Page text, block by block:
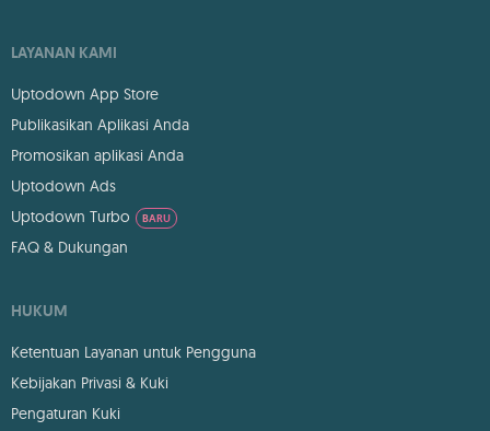
LAYANAN KAMI
Uptodown App Store
Publikasikan Aplikasi Anda
Promosikan aplikasi Anda
Uptodown Ads
Uptodown Turbo
BARU
FAQ & Dukungan
HUKUM
Ketentuan Layanan untuk Pengguna
Kebijakan Privasi & Kuki
Pengaturan Kuki